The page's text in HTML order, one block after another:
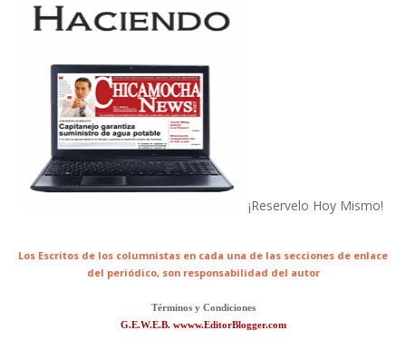
¡Reservelo Hoy Mismo!
Los Escritos de los columnistas en cada una de las secciones de enlace
del periódico, son responsabilidad del autor
Términos y Condiciones
G.E.W.E.B. wwww.EditorBlogger.com